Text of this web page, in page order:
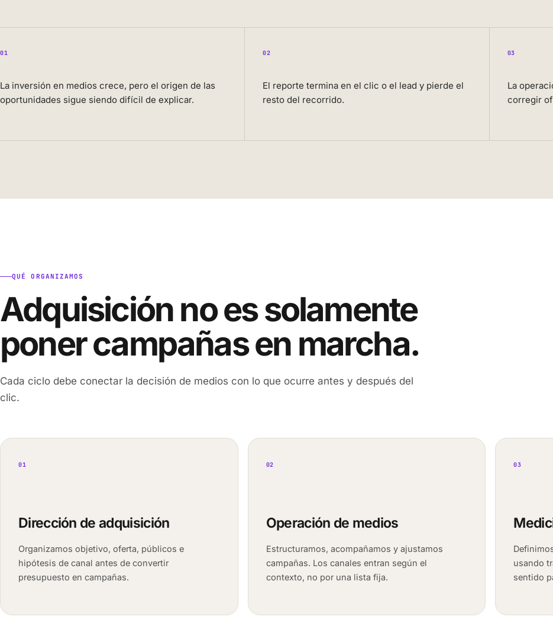
01
La inversión en medios crece, pero el origen de las
oportunidades sigue siendo difícil de explicar.
02
El reporte termina en el clic o el lead y pierde el
resto del recorrido.
03
La
corregir
QUÉ ORGANIZAMOS
Adquisición no es solamente
poner campañas en marcha.
Cada ciclo debe conectar la decisión de medios con lo que ocurre antes y después del
clic.
01
Dirección de adquisición
Organizamos objetivo, oferta, públicos e
hipótesis de canal antes de convertir
presupuesto en campañas.
02
Operación de medios
Estructuramos, acompañamos y ajustamos
campañas. Los canales entran según el
contexto, no por una lista fija.
03
usando
sentido